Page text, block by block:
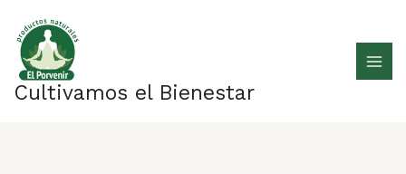
contenido
Cultivamos el Bienestar